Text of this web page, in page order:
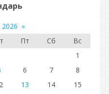
»
Пт Сб
Вс
1
6 7
8
13 14
15